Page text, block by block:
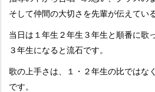
そして仲間の大切さを先輩が伝えてい
当日は１年生２年生３年生と順番に歌
３年生になると流石です。
歌の上手さは、１・２年生の比ではな
です。